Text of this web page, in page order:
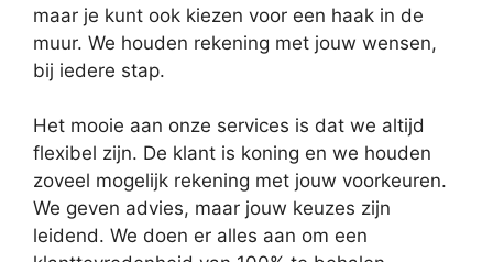
maar je kunt ook kiezen voor een haak in de
muur. We houden rekening met jouw wensen,
bij iedere stap.
Het mooie aan onze services is dat we altijd
flexibel zijn. De klant is koning en we houden
zoveel mogelijk rekening met jouw voorkeuren.
We geven advies, maar jouw keuzes zijn
leidend. We doen er alles aan om een